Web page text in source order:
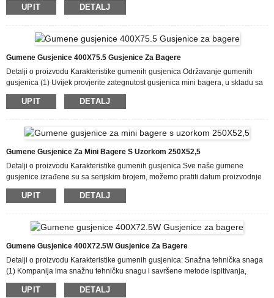
Ovi napori uključuju dostupnost prilagođenih dizajna s brzinom i isporukom za
PC400 Ploča gusjenice Palica gusjenice, Naša kompanija radi sa...
UPIT DETALJ
Gumene Gusjenice 400X75.5 Gusjenice Za Bagere
Detalji o proizvodu Karakteristike gumenih gusjenica Održavanje gumenih
gusjenica (1) Uvijek provjerite zategnutost gusjenica mini bagera, u skladu sa
zahtjevima uputstva za upotrebu, ali zategnuto, ali labavo. (2) U bilo kojem
trenutku očistite gusjenicu od blata, zamotane trave, kamenja i stranih
dolivanja goriva ili korištenja ulja za podmazivanje pogonskog lanca.
Poduzmite zaštitne mjere protiv gumenih gusjenica, kao što je...
UPIT DETALJ
Gumene Gusjenice Za Mini Bagere S Uzorkom 250X52,5
Detalji o proizvodu Karakteristike gumenih gusjenica Sve naše gumene
gusjenice izrađene su sa serijskim brojem, možemo pratiti datum proizvodnje
prema serijskom broju. Sirovina: Prirodna guma / SBR guma / Kevlar vlakna /
Metal / Čelična sajla Korak: 1. Prirodna guma i SBR guma pomiješaju se u
prekrivena kevlar vlaknima 4. Metalni dijelovi će biti ubrizgani posebnim
spojevima koji mogu poboljšati njihove performanse...
UPIT DETALJ
Gumene Gusjenice 400X72.5W Gusjenice Za Bagere
Detalji o proizvodu Karakteristike gumenih gusjenica: Snažna tehnička snaga
(1) Kompanija ima snažnu tehničku snagu i savršene metode ispitivanja,
počevši od sirovina, pa sve do isporuke gotovog proizvoda, prateći cijeli
proces. (2) U ispitnoj opremi, dobar sistem osiguranja kvaliteta i naučne
UPIT DETALJ